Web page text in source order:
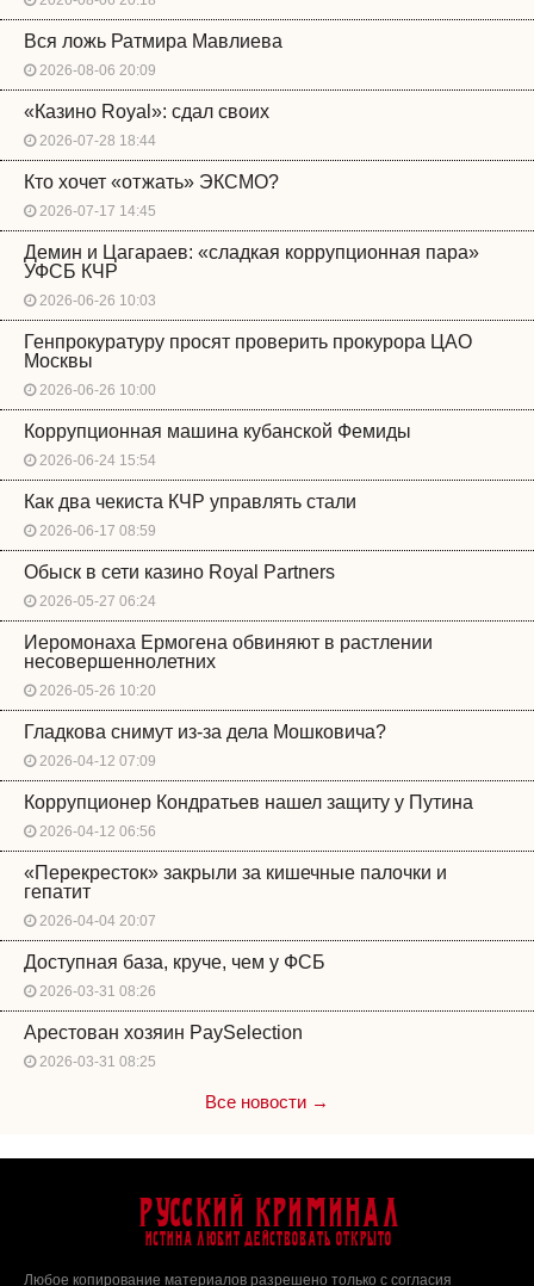
Вся ложь Ратмира Мавлиева
2026-08-06 20:09
«Казино Royal»: сдал своих
2026-07-28 18:44
Кто хочет «отжать» ЭКСМО?
2026-07-17 14:45
Демин и Цагараев: «сладкая коррупционная пара»
УФСБ КЧР
2026-06-26 10:03
Генпрокуратуру просят проверить прокурора ЦАО
Москвы
2026-06-26 10:00
Коррупционная машина кубанской Фемиды
2026-06-24 15:54
Как два чекиста КЧР управлять стали
2026-06-17 08:59
Обыск в сети казино Royal Partners
2026-05-27 06:24
Иеромонаха Ермогена обвиняют в растлении
несовершеннолетних
2026-05-26 10:20
Гладкова снимут из-за дела Мошковича?
2026-04-12 07:09
Коррупционер Кондратьев нашел защиту у Путина
2026-04-12 06:56
«Перекресток» закрыли за кишечные палочки и
гепатит
2026-04-04 20:07
Доступная база, круче, чем у ФСБ
2026-03-31 08:26
Арестован хозяин PaySelection
2026-03-31 08:25
Все новости →
Русский Криминал
Истина любит действовать открыто
Любое копирование материалов разрешено только с согласия